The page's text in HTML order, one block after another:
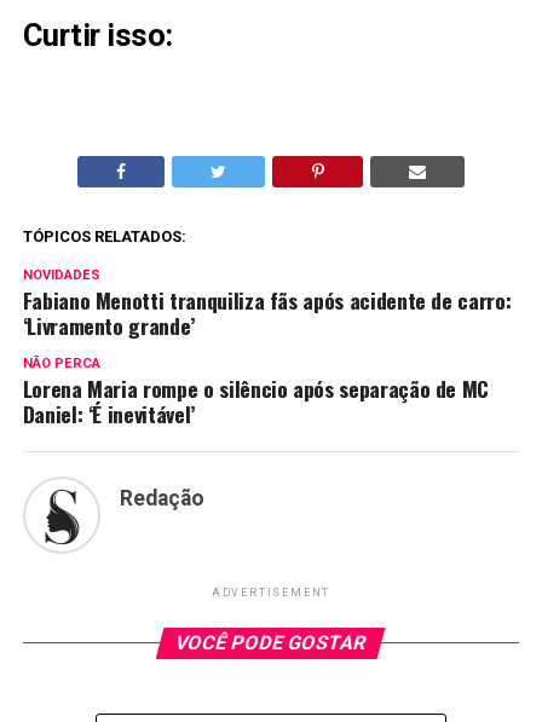
Curtir isso:
TÓPICOS RELATADOS:
NOVIDADES
Fabiano Menotti tranquiliza fãs após acidente de carro:
‘Livramento grande’
NÃO PERCA
Lorena Maria rompe o silêncio após separação de MC
Daniel: ‘É inevitável’
Redação
ADVERTISEMENT
VOCÊ PODE GOSTAR